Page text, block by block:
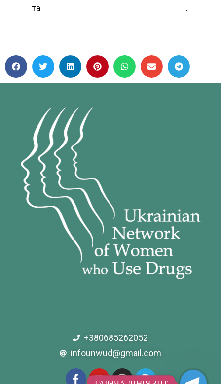
та .
+380685262052
infounwud@gmail.com